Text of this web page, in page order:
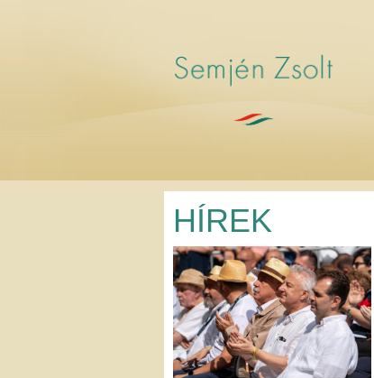
HÍREK